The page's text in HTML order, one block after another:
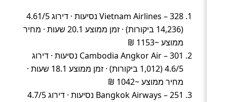
Vietnam Airlines – 328 נסיעות · דירוג 4.61/5
(14,236 ביקורות) · זמן ממוצע 20.1 שעות · מחיר
ממוצע ~1153 ₪
Cambodia Angkor Air – 301 נסיעות · דירוג
4.6/5 (1,012 ביקורות) · זמן ממוצע 18.1 שעות ·
מחיר ממוצע ~1042 ₪
Bangkok Airways – 251 נסיעות · דירוג 4.7/5